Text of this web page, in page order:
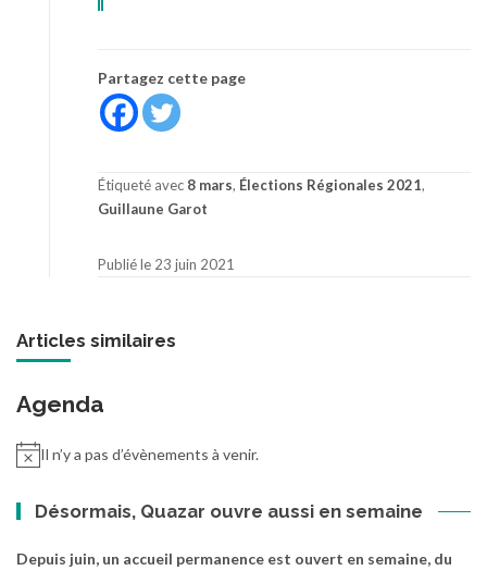
Partagez cette page
Étiqueté avec 8 mars, Élections Régionales 2021,
Guillaune Garot
Publié le 23 juin 2021
Articles similaires
Agenda
Il n’y a pas d’évènements à venir.
Désormais, Quazar ouvre aussi en semaine
Depuis juin, un accueil permanence est ouvert en semaine, du